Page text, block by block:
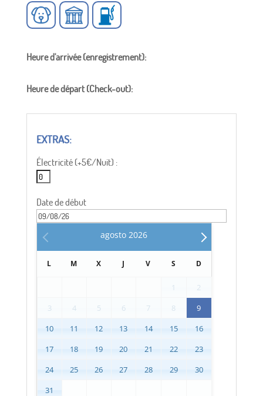
Heure d'arrivée (enregistrement):
Heure de départ (Check-out):
Électricité (+5€/Nuit) :
Date de début
agosto 2026
L M X J V S D
1
2
3
4 5 6 7 8
9
10
11 12 13 14 15
16
17
18 19 20 21 22
23
24
25 26 27 28 29
30
31